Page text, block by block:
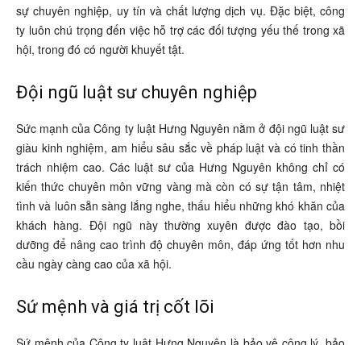
sự chuyên nghiệp, uy tín và chất lượng dịch vụ. Đặc biệt, công
ty luôn chú trọng đến việc hỗ trợ các đối tượng yếu thế trong xã
hội, trong đó có người khuyết tật.
Đội ngũ luật sư chuyên nghiệp
Sức mạnh của Công ty luật Hưng Nguyên nằm ở đội ngũ luật sư
giàu kinh nghiệm, am hiểu sâu sắc về pháp luật và có tinh thần
trách nhiệm cao. Các luật sư của Hưng Nguyên không chỉ có
kiến thức chuyên môn vững vàng mà còn có sự tận tâm, nhiệt
tình và luôn sẵn sàng lắng nghe, thấu hiểu những khó khăn của
khách hàng. Đội ngũ này thường xuyên được đào tạo, bồi
dưỡng để nâng cao trình độ chuyên môn, đáp ứng tốt hơn nhu
cầu ngày càng cao của xã hội.
Sứ mệnh và giá trị cốt lõi